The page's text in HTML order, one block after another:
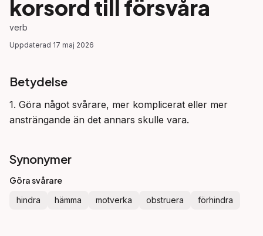
korsord till försvåra
verb
Uppdaterad 17 maj 2026
Betydelse
1. Göra något svårare, mer komplicerat eller mer
ansträngande än det annars skulle vara.
Synonymer
Göra svårare
hindra hämma motverka obstruera förhindra